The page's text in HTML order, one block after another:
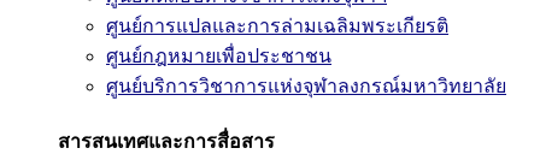
ศูนย์การแปลและการล่ามเฉลิมพระเกียรติ
ศูนย์กฎหมายเพื่อประชาชน
ศูนย์บริการวิชาการแห่งจุฬาลงกรณ์มหาวิทยาลัย
สารสนเทศและการสื่อสาร